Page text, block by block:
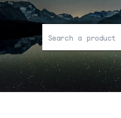
該当する結果は見つ
した